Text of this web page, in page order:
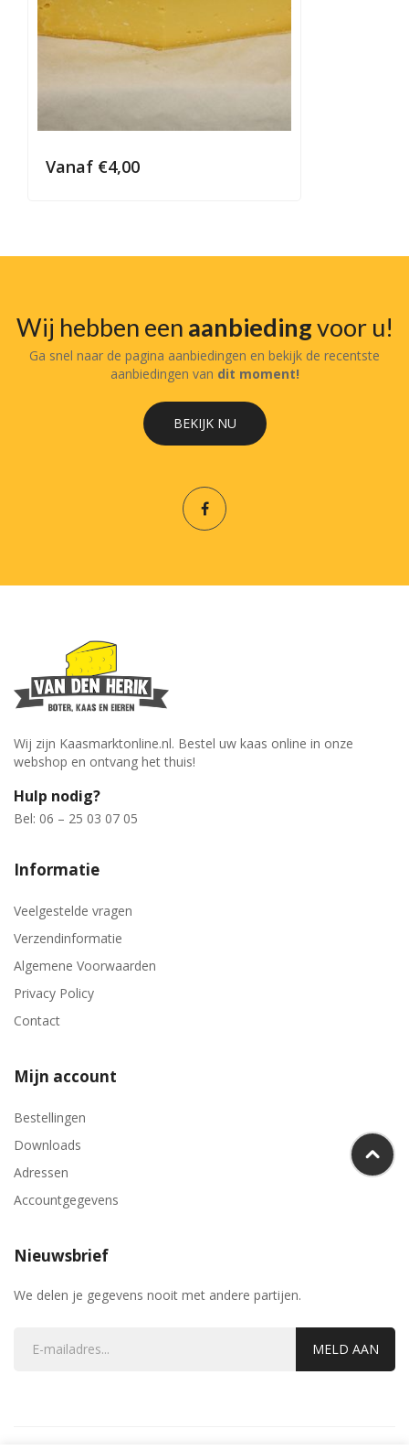
Vanaf €4,00
Wij hebben een aanbiedingvoor u!
Ga snel naar de pagina aanbiedingen en bekijk de recentste
aanbiedingen van dit moment!
BEKIJK NU
Wij zijn Kaasmarktonline.nl. Bestel uw kaas online in onze
webshop en ontvang het thuis!
Hulp nodig?
Bel: 06 – 25 03 07 05
Informatie
Veelgestelde vragen
Verzendinformatie
Algemene Voorwaarden
Privacy Policy
Contact
Mijn account
Bestellingen
Downloads
Adressen
Accountgegevens
Nieuwsbrief
We delen je gegevens nooit met andere partijen.
MELD AAN